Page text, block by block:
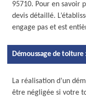
95710. Pour en savoir
devis détaillé.
engage pas et est
Démoussage de
La réalisation d’un
être négligée si votre